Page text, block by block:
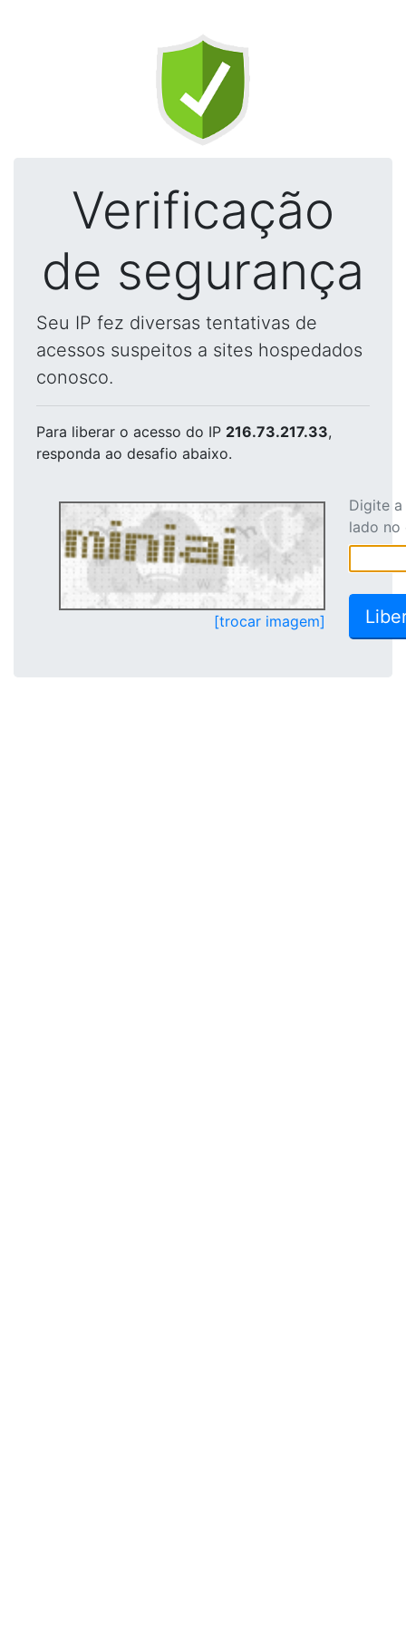
Verificação
de segurança
Seu IP fez diversas tentativas de
acessos suspeitos a sites hospedados
conosco.
Para liberar o acesso do IP 216.73.217.33,
responda ao desafio abaixo.
[trocar imagem]
Digite
lado no